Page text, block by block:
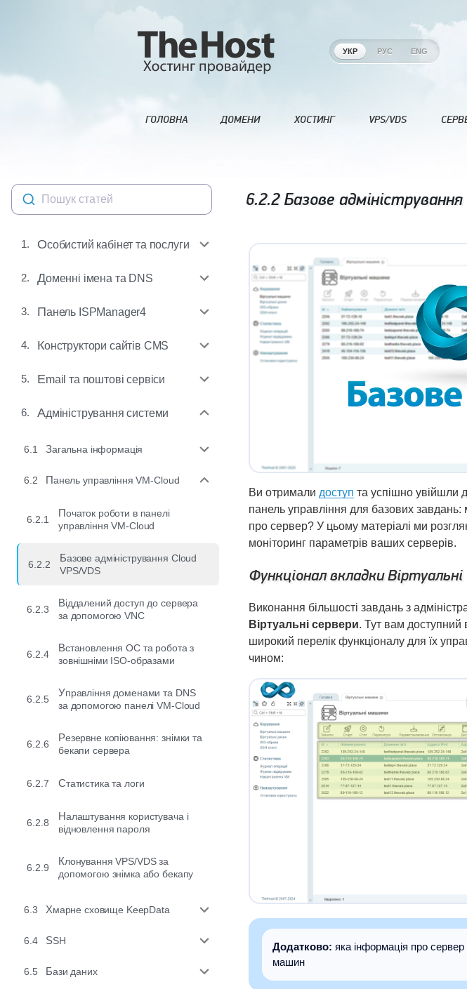
УКР РУС ENG
ГОЛОВНА ДОМЕНИ ХОСТИНГ VPS/VDS
Пошук статей 6.2.2Базове
1. Особистий кабінет та послуги
2. Доменні імена та DNS
3. Панель ISPManager4
4. Конструктори сайтів CMS
5. Email та поштові сервіси
6. Адміністрування системи
6.1 Загальна інформація
6.2 Панель управління VM-Cloud
6.2.1
Початок роботи в панелі
управління VM-Cloud
6.2.2
Базове адміністрування Cloud
VPS/VDS
6.2.3
Віддалений доступ до сервера
за допомогою VNC
6.2.4
Встановлення ОС та робота з
зовнішніми ISO-образами
6.2.5
Управління доменами та DNS
за допомогою панелі VM-Cloud
6.2.6
Резервне копіювання: знімки та
бекапи сервера
6.2.7 Статистика та логи
6.2.8
Налаштування користувача і
відновлення пароля
6.2.9
Клонування VPS/VDS за
допомогою знімка або бекапу
6.3 Хмарне сховище KeepData
6.4 SSH
6.5 Бази даних
Ви отримали доступ та успішно увійшли
панель управління для базових
про сервер? У цьому матеріалі ми
моніторинг параметрів ваших серверів.
Функціонал вкладки
Виконання більшості завдань з
Віртуальні сервери. Тут вам доступний
широкий перелік функціоналу для їх
чином:
Додатково: яка інформація про
машин